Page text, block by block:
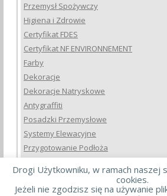
Przemysł Spożywczy
Higiena i Zdrowie
Certyfikat FDES
Certyfikat NF ENVIRONNEMENT
Farby
Dekoracje
Dekoracje Natryskowe
Antygraffiti
Posadzki Przemysłowe
Systemy Elewacyjne
Przygotowanie Podłoża
Do Drewna
Drogi Użytkowniku, w ramach naszej
cookies.
Jeżeli nie zgodzisz się na używanie